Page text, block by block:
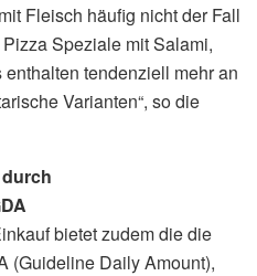
Fleisch häufig nicht der Fall
Speziale mit Salami,
tendenziell mehr an
Varianten“, so die
bietet zudem die die
(Guideline Daily Amount),